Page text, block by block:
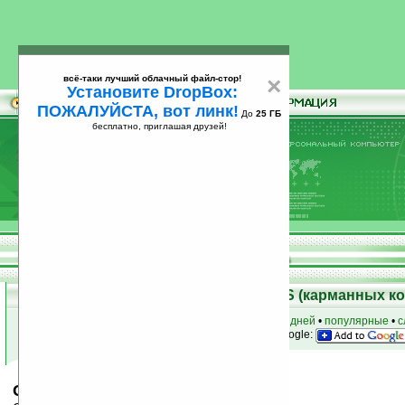
25
Скачать программы для Palm OS (карманных
за 7 дней • популярные •
на Google:
Glox v1.0
×
всё-таки лучший облачный файл-стор!
Установите DropBox:
ПОЖАЛУЙСТА, вот линк! До 25 ГБ
бесплатно, приглашая друзей!